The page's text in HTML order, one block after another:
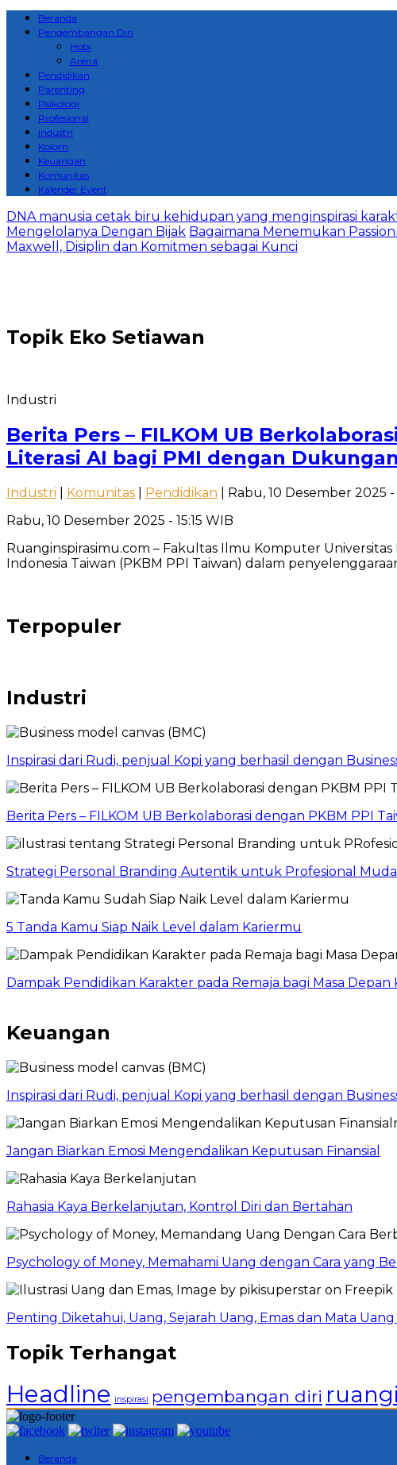
Beranda
Pengembangan Diri
Hobi
Arena
Pendidikan
Parenting
Psikologi
Profesional
Industri
Kolom
Keuangan
Komunitas
Kalender Event
DNA manusia cetak biru kehidupan yang menginspirasi
Mengelolanya Dengan Bijak Bagaimana Menemukan
Maxwell, Disiplin dan Komitmen sebagai Kunci
Topik Eko Setiawan
Industri
Berita Pers – FILKOM UB
Literasi AI bagi PMI dengan
Industri Komunitas Pendidikan | Rabu, 10 Desember 2025 -
Rabu, 10 Desember 2025 - 15:15 WIB
Ruanginspirasimu.com – Fakultas Ilmu Komputer
Indonesia Taiwan (PKBM PPI Taiwan) dalam
Terpopuler
Industri
Inspirasi dari Rudi, penjual Kopi yang berhasil dengan
Berita Pers – FILKOM UB Berkolaborasi dengan PKBM PPI
Strategi Personal Branding Autentik untuk Profesional Muda
5 Tanda Kamu Siap Naik Level dalam Kariermu
Dampak Pendidikan Karakter pada Remaja bagi Masa Depan
Keuangan
Inspirasi dari Rudi, penjual Kopi yang berhasil dengan
Jangan Biarkan Emosi Mengendalikan Keputusan Finansial
Rahasia Kaya Berkelanjutan, Kontrol Diri dan Bertahan
Psychology of Money, Memahami Uang dengan Cara yang
Penting Diketahui, Uang, Sejarah Uang, Emas dan Mata Uang
Topik Terhangat
Headline inspirasi pengembangan diri
Beranda